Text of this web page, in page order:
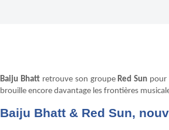
Baiju Bhattretrouve son groupe Red Sun pour
brouille encore davantage les frontières
Baiju Bhatt & Red Sun,